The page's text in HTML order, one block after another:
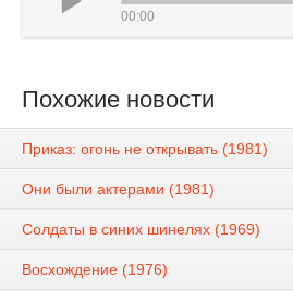
00:00
Похожие новости
Приказ: огонь не открывать (1981)
Они были актерами (1981)
Солдаты в синих шинелях (1969)
Восхождение (1976)